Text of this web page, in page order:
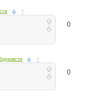
↑
0
↑
0